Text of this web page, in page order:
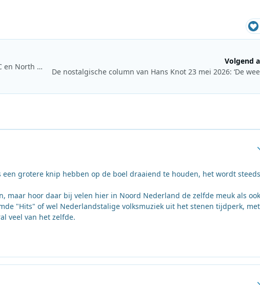
De nostalgische column van Hans Knot 9 mei 2026: DSC en North State Show
Volgend
De nostalgische column van Hans Knot 23 mei 2026: ‘De
grotere knip hebben op de boel draaiend te houden, het wordt steeds
maar hoor daar bij velen hier in Noord Nederland de zelfde meuk als ook
"Hits" of wel Nederlandstalige volksmuziek uit het stenen tijdperk, met
veel van het zelfde.